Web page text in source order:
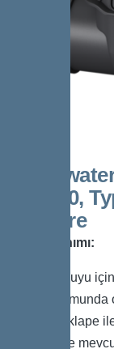
DN100,
closure
Ürün Tanımı:
Yağmur suyu
akış
mekanik klape
sayesinde